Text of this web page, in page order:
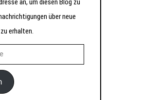
an, um diesen Blog zu
über neue
erhalten.